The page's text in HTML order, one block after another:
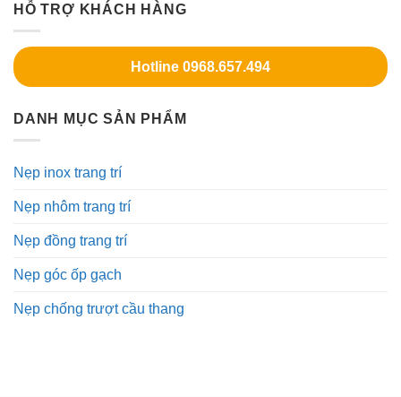
HỖ TRỢ KHÁCH HÀNG
Hotline 0968.657.494
DANH MỤC SẢN PHẨM
Nẹp inox trang trí
Nẹp nhôm trang trí
Nẹp đồng trang trí
Nẹp góc ốp gạch
Nẹp chống trượt cầu thang